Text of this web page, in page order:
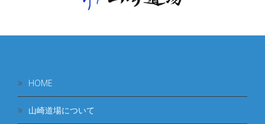
HOME
山崎道場について